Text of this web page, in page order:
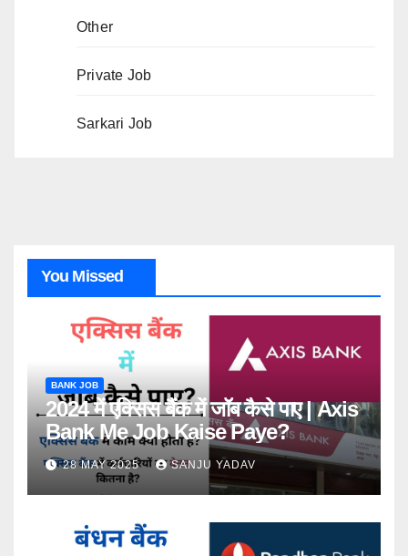
Other
Private Job
Sarkari Job
You Missed
BANK JOB
2024 में एक्सिस बैंक में जॉब कैसे पाए | Axis
Bank Me Job Kaise Paye?
28 MAY 2025 SANJU YADAV